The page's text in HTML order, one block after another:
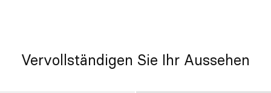
Vervollständigen Sie Ihr Aussehen